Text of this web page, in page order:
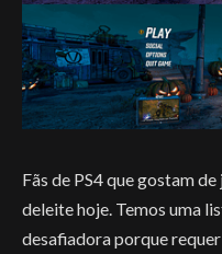
Fãs de PS4 que gostam
deleite hoje. Temos uma
desafiadora porque